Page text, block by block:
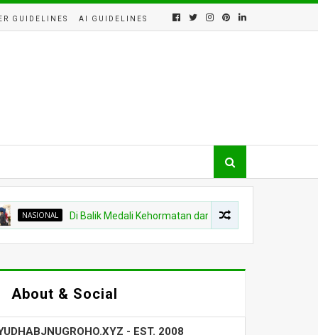
GUIDELINES AI GUIDELINES
Di Balik Medali Kehormatan dari Thailand, Ada Tawaran
About & Social
- EST. 2008